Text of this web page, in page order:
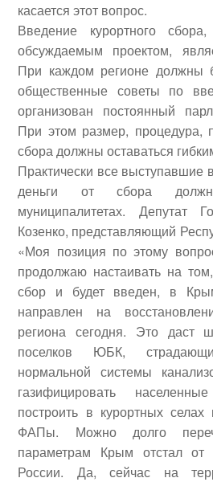
касается этот вопрос.
Введение курортного
обсуждаемым проектом,
При каждом регионе должны
общественные советы по
организован постоянный
При этом размер, процедура,
сбора должны оставаться
Практически все выступавшие
деньги от сбора
муниципалитетах. Депутат
Козенко, представляющий
«Моя позиция по этому
продолжаю настаивать на
сбор и будет введен, в
направлен на
региона сегодня. Это даст
поселков ЮБК,
нормальной системы
газифицировать
построить в курортных
ФАПы. Можно долго
параметрам Крым отстал от
России. Да, сейчас на